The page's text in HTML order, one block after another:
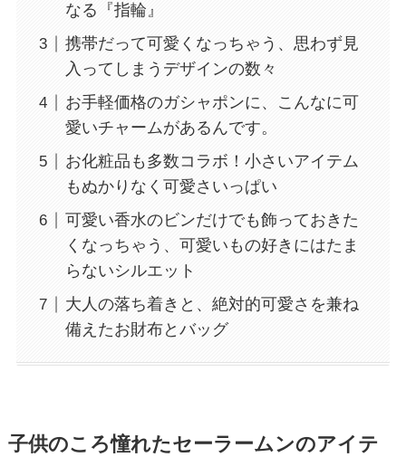
なる『指輪』
携帯だって可愛くなっちゃう、思わず見
入ってしまうデザインの数々
お手軽価格のガシャポンに、こんなに可
愛いチャームがあるんです。
お化粧品も多数コラボ！小さいアイテム
もぬかりなく可愛さいっぱい
可愛い香水のビンだけでも飾っておきた
くなっちゃう、可愛いもの好きにはたま
らないシルエット
大人の落ち着きと、絶対的可愛さを兼ね
備えたお財布とバッグ
子供のころ憧れたセーラームンのアイテ